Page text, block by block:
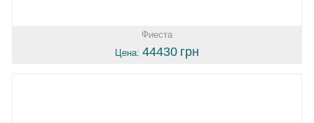
Фиеста
Цена: 44430 грн